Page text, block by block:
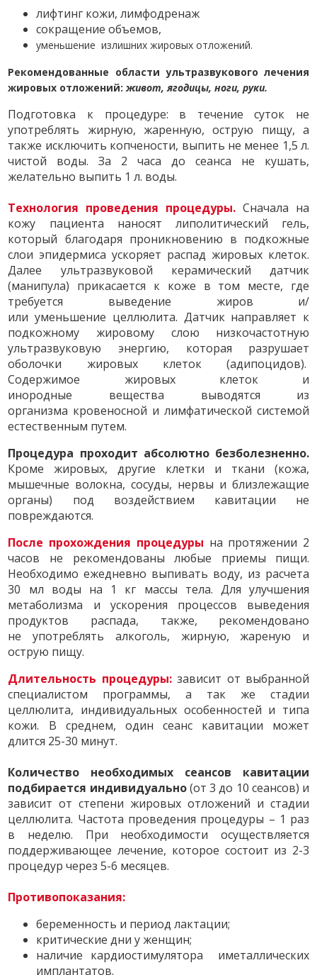
лифтинг кожи, лимфодренаж
сокращение объемов,
уменьшение излишних жировых отложений.
Рекомендованные области ультразвукового лечения
жировых отложений: живот, ягодицы, ноги, руки.
Подготовка к процедуре: в течение суток не
употреблять жирную, жаренную, острую пищу, а
также исключить копчености, выпить не менее 1,5 л.
чистой воды. За 2 часа до сеанса не кушать,
желательно выпить 1 л. воды.
Технология проведения процедуры. Сначала на
кожу пациента наносят липолитический гель,
который благодаря проникновению в подкожные
слои эпидермиса ускоряет распад жировых клеток.
Далее ультразвуковой керамический датчик
(манипула) прикасается к коже в том месте, где
требуется выведение жиров и/
или уменьшение целлюлита. Датчик направляет к
подкожному жировому слою низкочастотную
ультразвуковую энергию, которая разрушает
оболочки жировых клеток (адипоцидов).
Содержимое жировых клеток и
инородные вещества выводятся из
организма кровеносной и лимфатической системой
естественным путем.
Процедура проходит абсолютно безболезненно.
Кроме жировых, другие клетки и ткани (кожа,
мышечные волокна, сосуды, нервы и близлежащие
органы) под воздействием кавитации не
повреждаются.
После прохождения процедуры на протяжении 2
часов не рекомендованы любые приемы пищи.
Необходимо ежедневно выпивать воду, из расчета
30 мл воды на 1 кг массы тела. Для улучшения
метаболизма и ускорения процессов выведения
продуктов распада, также, рекомендовано
не употреблять алкоголь, жирную, жареную и
острую пищу.
Длительность процедуры:зависит от выбранной
специалистом программы, а так же стадии
целлюлита, индивидуальных особенностей и типа
кожи. В среднем, один сеанс кавитации может
длится 25-30 минут.
Количество необходимых сеансов кавитации
подбирается индивидуально(от 3 до 10 сеансов) и
зависит от степени жировых отложений и стадии
целлюлита. Частота проведения процедуры – 1 раз
в неделю. При необходимости осуществляется
поддерживающее лечение, которое состоит из 2-3
процедур через 5-6 месяцев.
Противопоказания:
беременность и период лактации;
критические дни у женщин;
наличие кардиостимулятора иметаллических
имплантатов.